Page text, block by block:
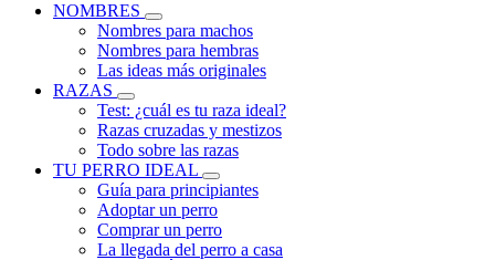
NOMBRES
Nombres para machos
Nombres para hembras
Las ideas más originales
RAZAS
Test: ¿cuál es tu raza ideal?
Razas cruzadas y mestizos
Todo sobre las razas
TU PERRO IDEAL
Guía para principiantes
Adoptar un perro
Comprar un perro
La llegada del perro a casa